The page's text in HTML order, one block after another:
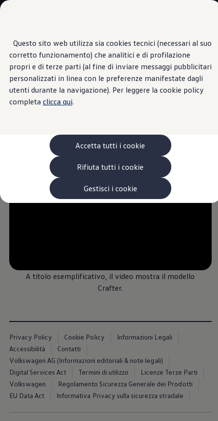
Questo sito web utilizza sia cookies tecnici (necessari al suo
corretto funzionamento) che analitici e di profilazione
propri e di terze parti (al fine di inviare messaggi pubblicitari
personalizzati in linea con le preferenze manifestate dagli
utenti durante la navigazione). Per leggere la cookie policy
completa clicca qui.
Accetta tutti i cookie
Rifiuta tutti i cookie
Gestisci i cookie
Passa ai
contenuti
principali
Passa
a
fondo
pagina
VanLife
Pick-up
Veicoli Commerciali Elettrici
Van
Modelli precedenti
Confronta i modelli
Configurazioni salvate
Volkswagen Auto
Acquista il tuo Veicolo Volkswagen
Ecoincentivi Volkswagen
5 Plus
Usato Certificato
Garanzia Usato
Assicurazioni
Clienti Business
Gamma, promozioni e servizi
Service Flotte
Polizza Protezione Credito
Assicurazione GAP Protezioneventi
Estensione Garanzia Usato
Safe inMotion e Capital Safe +
Allestimenti chiavi in mano
Trasporto persone con disabilità
Veicoli in pronta consegna
Mobilità elettrica e Ibrida Plug-In
Guida sui veicoli elettrici e sulle batterie
Veicoli elettrici
Soluzioni di ricarica e autonomia
Informazioni
Regolazione automatica
della distanza ACC
Tempo rimanente,
A titolo esemplificativo, il video mostra il modello
Crafter.
Privacy Policy Cookie Policy
Informazioni Legali
Accessibilità
Contatti
Volkswagen AG (Informazioni editoriali & note legali)
Digital Services Act
Termini di utilizzo
Licenze Terze Parti
Volkswagen
Regolamento Sicurezza Generale dei Prodotti
EU Data Act
Informativa Privacy sulla sicurezza stradale